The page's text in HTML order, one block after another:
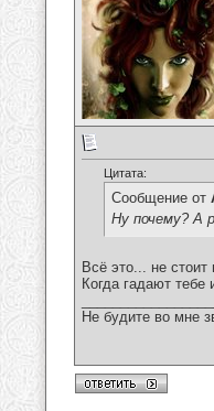
Цитата:
Сообщение от
Ну почему? А
Всё это... не
Когда гадают тебе
Не будите во мне